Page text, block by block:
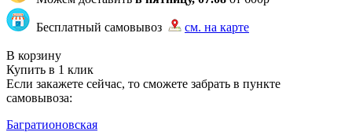
Бесплатный самовывоз
см. на карте
В корзину
Купить в 1 клик
Если закажете сейчас, то сможете забрать в пункте
самовывоза:
Багратионовская